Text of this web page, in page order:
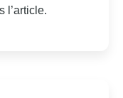
l’article.